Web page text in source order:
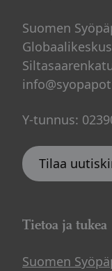
Suomen
Y-tunnus:
Tilaa
Tietoa ja tukea
Suomen